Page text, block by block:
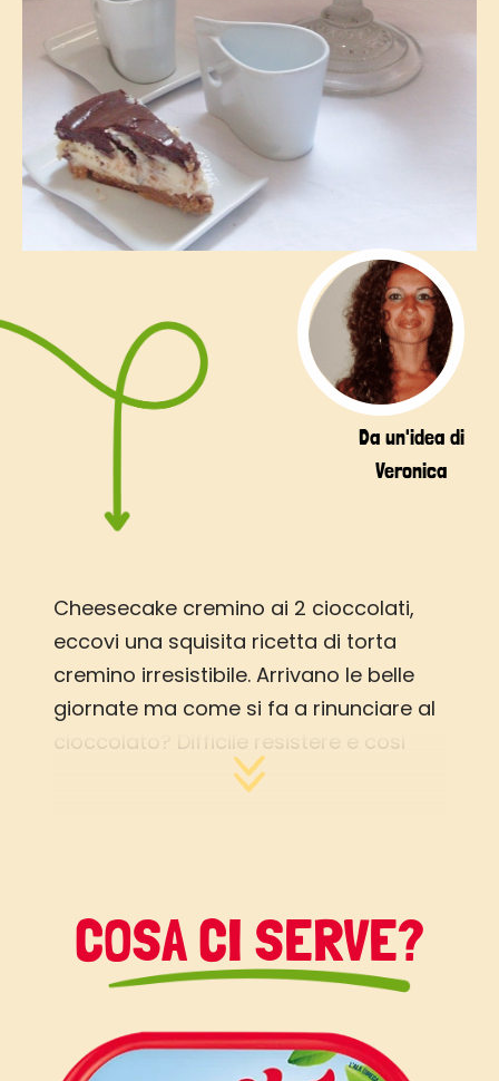
Da un'idea di
Veronica
Cheesecake cremino ai 2 cioccolati,
eccovi una squisita ricetta di torta
cremino irresistibile. Arrivano le belle
giornate ma come si fa a rinunciare al
cioccolato? Difficile resistere e cosi
trasformiamo i cioccolati in un dessert
servire agli amici
Buoni dolci da Veronica e da Vallé ♥
COSA CI SERVE?